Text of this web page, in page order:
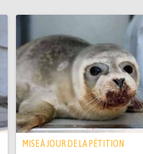
MISE À JOUR DE LA PÉTITION